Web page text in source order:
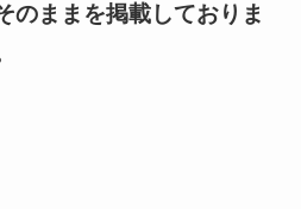
のままを掲載しておりま